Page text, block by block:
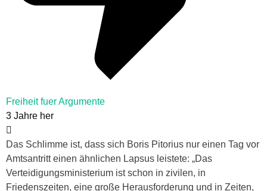
Freiheit fuer Argumente
3 Jahre her
Das Schlimme ist, dass sich Boris Pitorius nur einen Tag vor
Amtsantritt einen ähnlichen Lapsus leistete: „Das
Verteidigungsministerium ist schon in zivilen, in
Friedenszeiten, eine große Herausforderung und in Zeiten,